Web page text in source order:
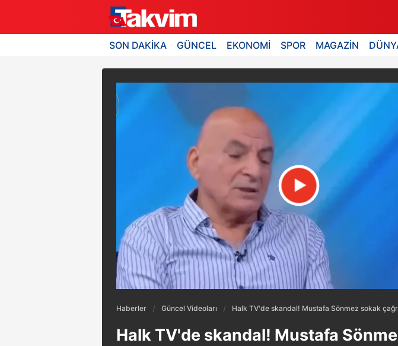
SON DAKİKA GÜNCEL EKONOMİ SPOR MAGAZİN
Haberler Güncel Videoları Halk TV'de skandal! Mustafa Sönmez sokak
Halk TV'de skandal! Mustafa